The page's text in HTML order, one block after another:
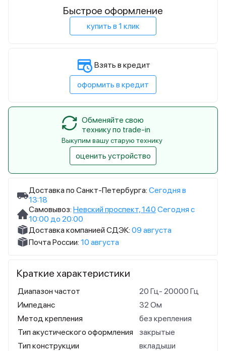
Доставка по Санкт-Петербурга: Сегодня в
13:18
Самовывоз: Невский проспект, 140 Сегодня с
10:00 до 20:00
Доставка компанией СДЭК: 09 августа
Почта России: 10 августа
Краткие характеристики
Диапазон частот
20 Гц- 20000 Гц
Импеданс
32 Ом
Метод крепления
без крепления
Тип акустического оформления
закрытые
Тип конструкции
вкладыши
Быстрое оформление
купить в 1 клик
Взять в кредит
оформить в кредит
Обменяйте свою
технику по trade-in
Выкупим вашу старую технику
оценить устройство